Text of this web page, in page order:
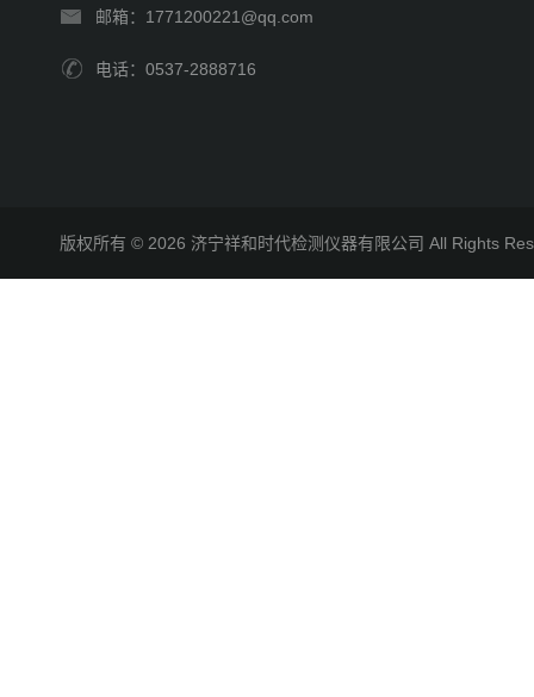
邮箱：1771200221@qq.com
电话：0537-2888716
版权所有 © 2026 济宁祥和时代检测仪器有限公司 All Rights